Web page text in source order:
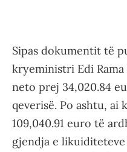
Sipas dokumentit të
kryeministri Edi
neto prej 34,020.84
qeverisë. Po ashtu, ai
109,040.91 euro të
gjendja e